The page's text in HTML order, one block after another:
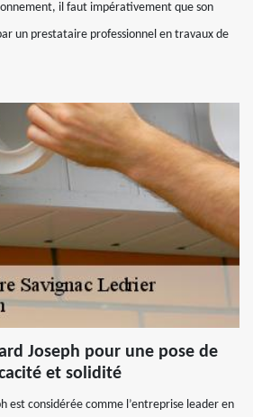
il faut impérativement que son
un prestataire professionnel en travaux de
Joseph pour une pose de
et solidité
est considérée comme l’entreprise leader en